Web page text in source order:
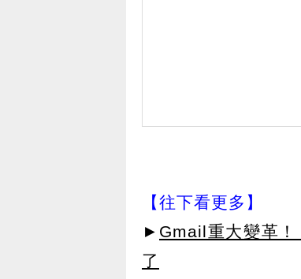
【往下看更多】
► Gmail重大變革
了